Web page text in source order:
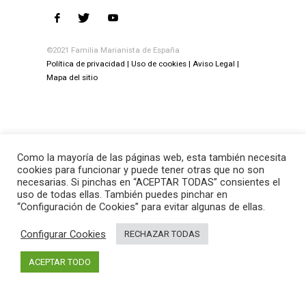
©2021 Familia Marianista de España
Política de privacidad
Uso de cookies
Aviso Legal
Mapa del sitio
Como la mayoría de las páginas web, esta también necesita
cookies para funcionar y puede tener otras que no son
necesarias. Si pinchas en “ACEPTAR TODAS” consientes el
uso de todas ellas. También puedes pinchar en
“Configuración de Cookies” para evitar algunas de ellas.
Configurar Cookies RECHAZAR TODAS
ACEPTAR TODO